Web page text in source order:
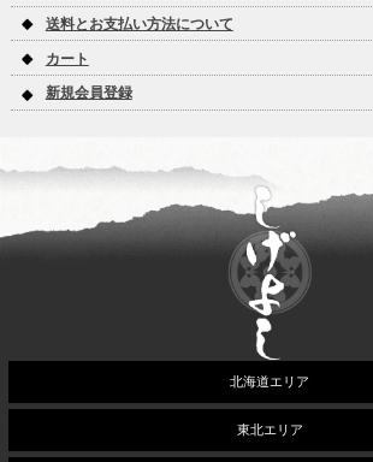
送料とお支払い方法について
カート
新規会員登録
北海道エリア
東北エリア